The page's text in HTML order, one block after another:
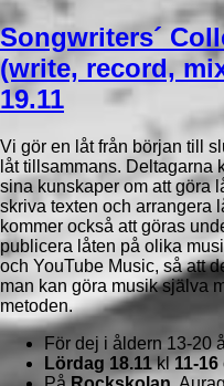
Songwriters´
(write, record,
19.11
Vi gör en låt från början till
låt tillsammans. Deltagarna
sina kunskaper om att göra
skriva texten och arrangera
kommer också att göras
publicera låten på olika
och YouTube Music, så att
man kan göra musik själva
metoden.
För dej i åldern 13-20
Lördag 18.11kl11-16